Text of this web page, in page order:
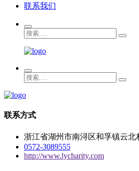
联系我们
联系方式
浙江省湖州市南浔区和孚镇云北
0572-3089555
http://www.lycharity.com